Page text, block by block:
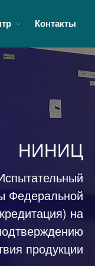
Орган по
Контакты
НИНИЦ
Федеральной
на
продукции